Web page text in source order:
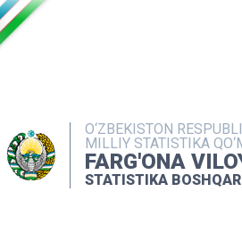
O‘ZBEKISTON
MILLIY STATISTIKA
FARG'ONA
STATISTIKA
NASHRLAR
INTERAKTIV
MATBUOT